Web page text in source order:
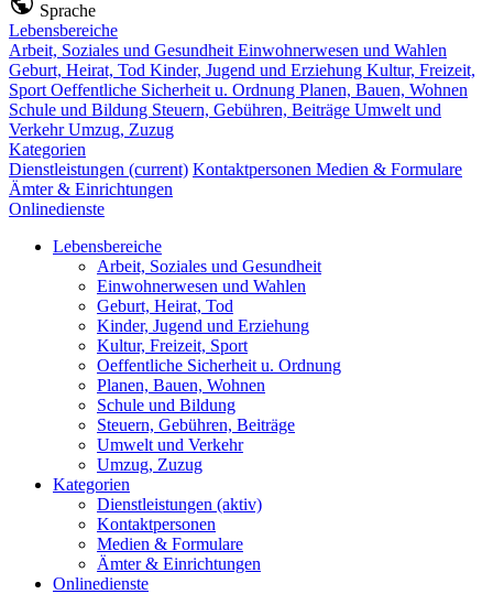
Sprache
Lebensbereiche
Arbeit, Soziales und Gesundheit Einwohnerwesen und Wahlen
Geburt, Heirat, Tod Kinder, Jugend und Erziehung Kultur, Freizeit,
Sport Oeffentliche Sicherheit u. Ordnung Planen, Bauen, Wohnen
Schule und Bildung Steuern, Gebühren, Beiträge Umwelt und
VerkehrUmzug, Zuzug
Kategorien
Dienstleistungen (current) Kontaktpersonen Medien & Formulare
Ämter & Einrichtungen
Onlinedienste
Lebensbereiche
Arbeit, Soziales und Gesundheit
Einwohnerwesen und Wahlen
Geburt, Heirat, Tod
Kinder, Jugend und Erziehung
Kultur, Freizeit, Sport
Oeffentliche Sicherheit u. Ordnung
Planen, Bauen, Wohnen
Schule und Bildung
Steuern, Gebühren, Beiträge
Umwelt und Verkehr
Umzug, Zuzug
Kategorien
Dienstleistungen (aktiv)
Kontaktpersonen
Medien & Formulare
Ämter & Einrichtungen
Onlinedienste